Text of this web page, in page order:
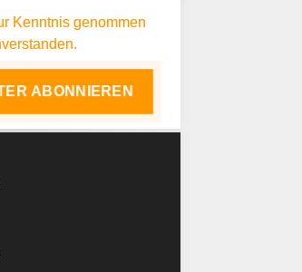
Kenntnis genommen
ABONNIEREN